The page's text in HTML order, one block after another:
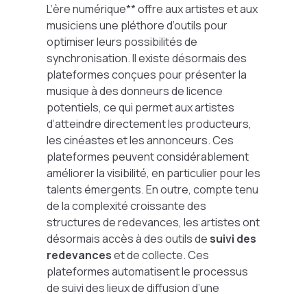
L’ère numérique** offre aux artistes et aux
musiciens une pléthore d’outils pour
optimiser leurs possibilités de
synchronisation. Il existe désormais des
plateformes conçues pour présenter la
musique à des donneurs de licence
potentiels, ce qui permet aux artistes
d’atteindre directement les producteurs,
les cinéastes et les annonceurs. Ces
plateformes peuvent considérablement
améliorer la visibilité, en particulier pour les
talents émergents. En outre, compte tenu
de la complexité croissante des
structures de redevances, les artistes ont
désormais accès à des outils desuivi des
redevanceset de collecte. Ces
plateformes automatisent le processus
de suivi des lieux de diffusion d’une